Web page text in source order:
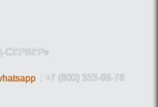
СЕРВЕР»
; +7 (800) 555-86-78